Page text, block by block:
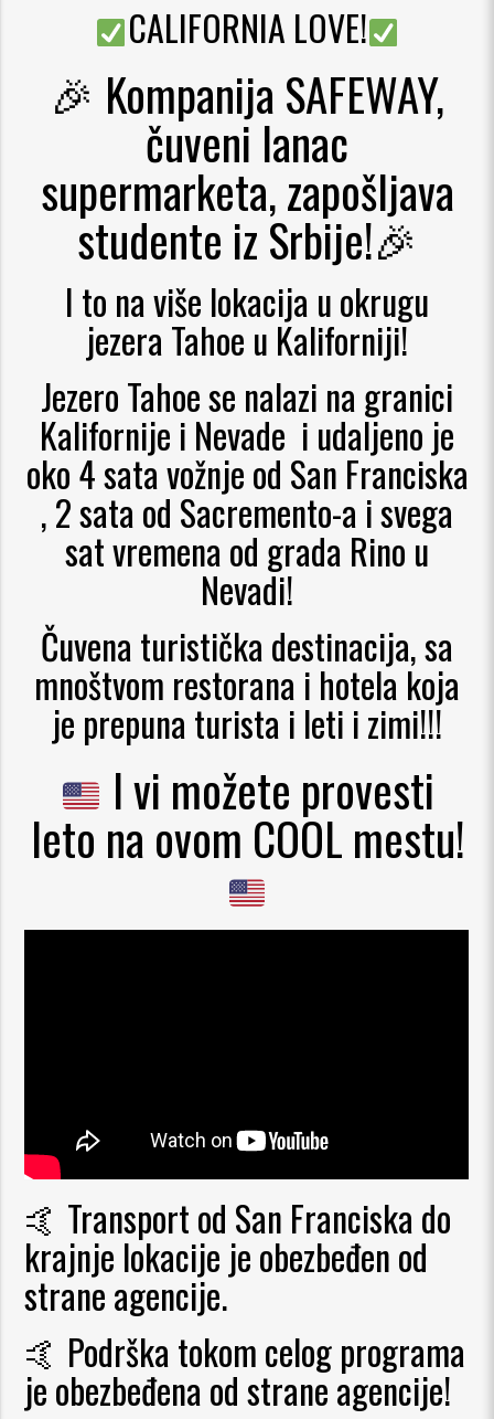
CALIFORNIA LOVE!
🎉 Kompanija SAFEWAY,
čuveni lanac
supermarketa, zapošljava
studente iz Srbije!🎉
I to na više lokacija u okrugu
jezera Tahoe u Kaliforniji!
Jezero Tahoe se nalazi na granici
Kalifornije i Nevade i udaljeno je
oko 4 sata vožnje od San Franciska
, 2 sata od Sacremento-a i svega
sat vremena od grada Rino u
Nevadi!
Čuvena turistička destinacija, sa
mnoštvom restorana i hotela koja
je prepuna turista i leti i zimi!!!
I vi možete provesti
leto na ovom COOL mestu!
🤙 Transport od San Franciska do
krajnje lokacije je obezbeđen od
strane agencije.
🤙 Podrška tokom celog programa
je obezbeđena od strane agencije!